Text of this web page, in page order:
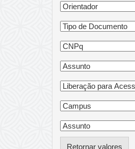
Retornar valores